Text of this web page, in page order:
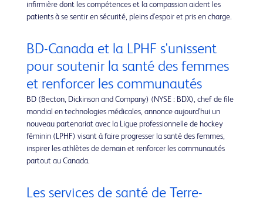
infirmière dont les compétences et la compassion aident les
patients à se sentir en sécurité, pleins d'espoir et pris en charge.
BD-Canada et la LPHF s'unissent
pour soutenir la santé des femmes
et renforcer les communautés
BD (Becton, Dickinson and Company) (NYSE : BDX), chef de file
mondial en technologies médicales, annonce aujourd’hui un
nouveau partenariat avec la Ligue professionnelle de hockey
féminin (LPHF) visant à faire progresser la santé des femmes,
inspirer les athlètes de demain et renforcer les communautés
partout au Canada.
Les services de santé de Terre-